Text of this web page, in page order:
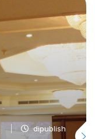
dipublish